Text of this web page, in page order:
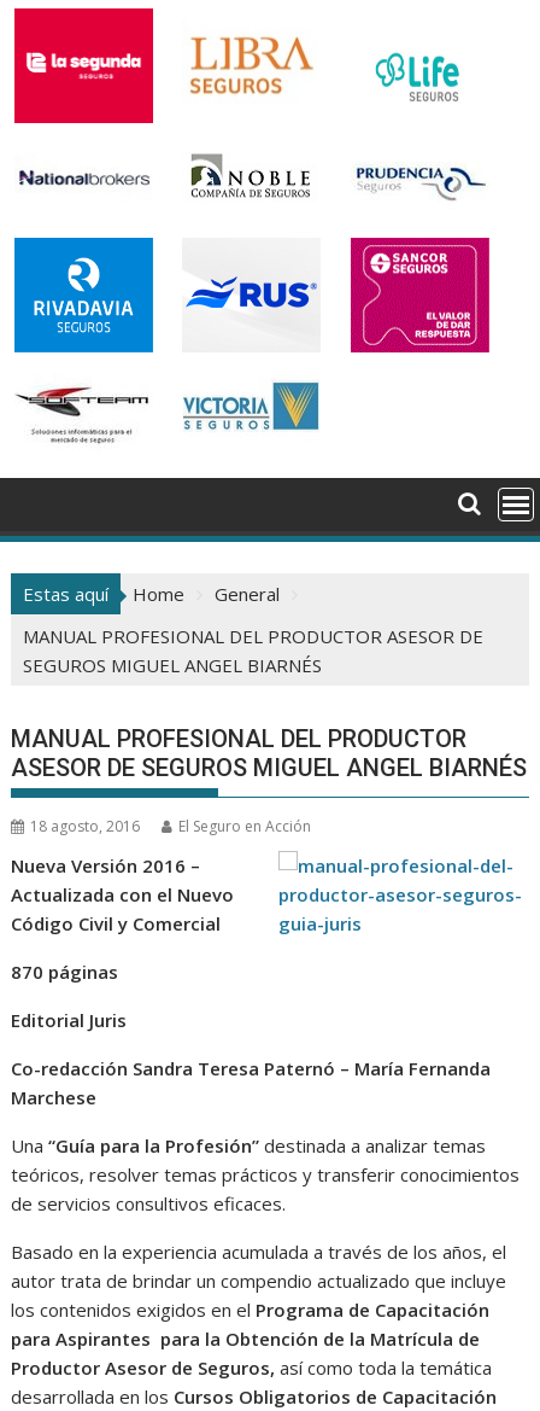
Estas aquí Home
General
MANUAL PROFESIONAL DEL PRODUCTOR ASESOR DE
SEGUROS MIGUEL ANGEL BIARNÉS
MANUAL PROFESIONAL DEL PRODUCTOR
ASESOR DE SEGUROS MIGUEL ANGEL BIARNÉS
18 agosto, 2016 El Seguro en Acción
Nueva Versión 2016 –
Actualizada con el Nuevo
Código Civil y Comercial
870 páginas
Editorial Juris
Co-redacción Sandra Teresa Paternó – María Fernanda
Marchese
Una“Guía para la Profesión” destinada a analizar temas
teóricos, resolver temas prácticos y transferir conocimientos
de servicios consultivos eficaces.
Basado en la experiencia acumulada a través de los años, el
autor trata de brindar un compendio actualizado que incluye
los contenidos exigidos en el Programa de Capacitación
para Aspirantes para la Obtención de la Matrícula de
Productor Asesor de Seguros, así como toda la temática
desarrollada en los Cursos Obligatorios de Capacitación